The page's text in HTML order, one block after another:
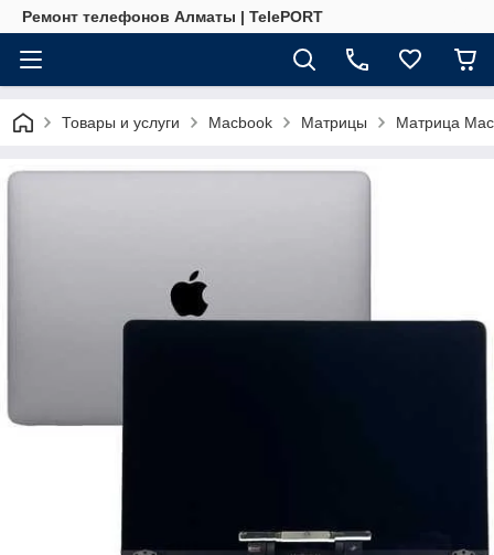
Ремонт телефонов Алматы | TelePORT
Товары и услуги Macbook Матрицы Матрица